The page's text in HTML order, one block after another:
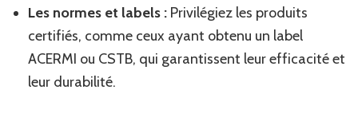
Les normes et labels : Privilégiez les produits
certifiés, comme ceux ayant obtenu un label
ACERMI ou CSTB, qui garantissent leur efficacité et
leur durabilité.